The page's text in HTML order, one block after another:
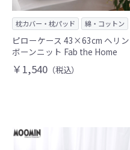
枕カバー・枕パッド 綿・コットン
ピローケース 43×63cm ヘリン
ボーンニット Fab the Home
￥1,540 （税込）